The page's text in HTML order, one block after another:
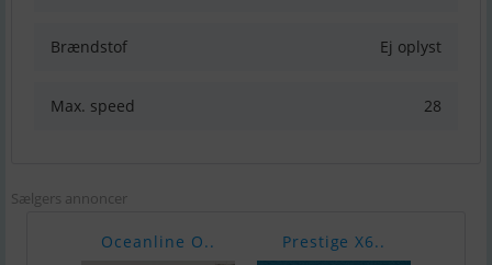
Brændstof Ej oplyst
Max. speed 28
Sælgers annoncer
Oceanline O.. Prestige X6..